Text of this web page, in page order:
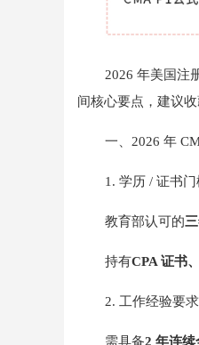
2026 年美国注
间核心要点，建议
一、2026 年
1. 学历 / 证书门
教育部认可的
持有CPA 证书
2. 工作经验要求
需具备2 年连